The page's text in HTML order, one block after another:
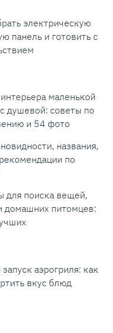
электрическую
панель и готовить с
маленькой
душевой: советы по
и 54 фото
названия,
по
для поиска вещей,
домашних питомцев:
аэрогриля: как
вкус блюд